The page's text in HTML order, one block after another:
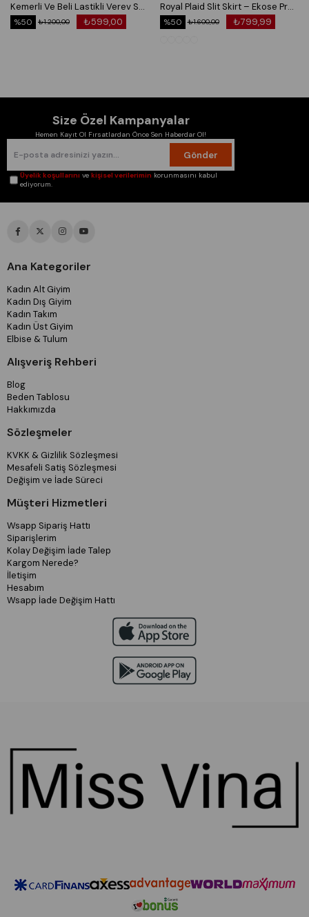
Kemerli Ve Beli Lastikli Verev Saten Etek 6791
₺599,00
₺1.200,00
%50
Royal Plaid Slit Skirt – Ekose Premium Maxi Etek 6831
₺799,99
₺1.600,00
%50
Size Özel Kampanyalar
Hemen Kayıt Ol Fırsatlardan Önce Sen Haberdar Ol!
Gönder
Üyelik koşullarını vekişisel verilerimin korunmasını kabul
ediyorum.
Ana Kategoriler
Kadın Alt Giyim
Kadın Dış Giyim
Kadın Takım
Kadın Üst Giyim
Elbise & Tulum
Alışveriş Rehberi
Blog
Beden Tablosu
Hakkımızda
Sözleşmeler
KVKK & Gizlilik Sözleşmesi
Mesafeli Satiş Sözleşmesi
Değişim ve İade Süreci
Müşteri Hizmetleri
Wsapp Sipariş Hattı
Siparişlerim
Kolay Değişim İade Talep
Kargom Nerede?
İletişim
Hesabım
Wsapp İade Değişim Hattı